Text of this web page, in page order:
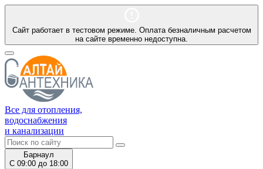
Сайт работает в тестовом режиме. Оплата безналичным расчетом
на сайте временно недоступна.
Все для отопления,
водоснабжения
и канализации
Барнаул
С 09:00 до 18:00